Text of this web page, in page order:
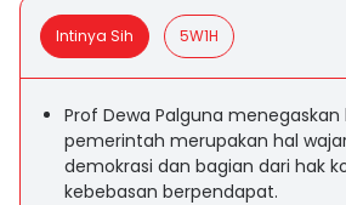
Intinya Sih 5W1H
Prof Dewa Palguna
pemerintah merupakan hal
demokrasi dan bagian dari hak
kebebasan berpendapat.